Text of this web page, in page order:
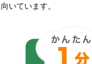
いています。